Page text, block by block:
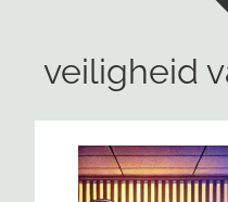
veiligheid